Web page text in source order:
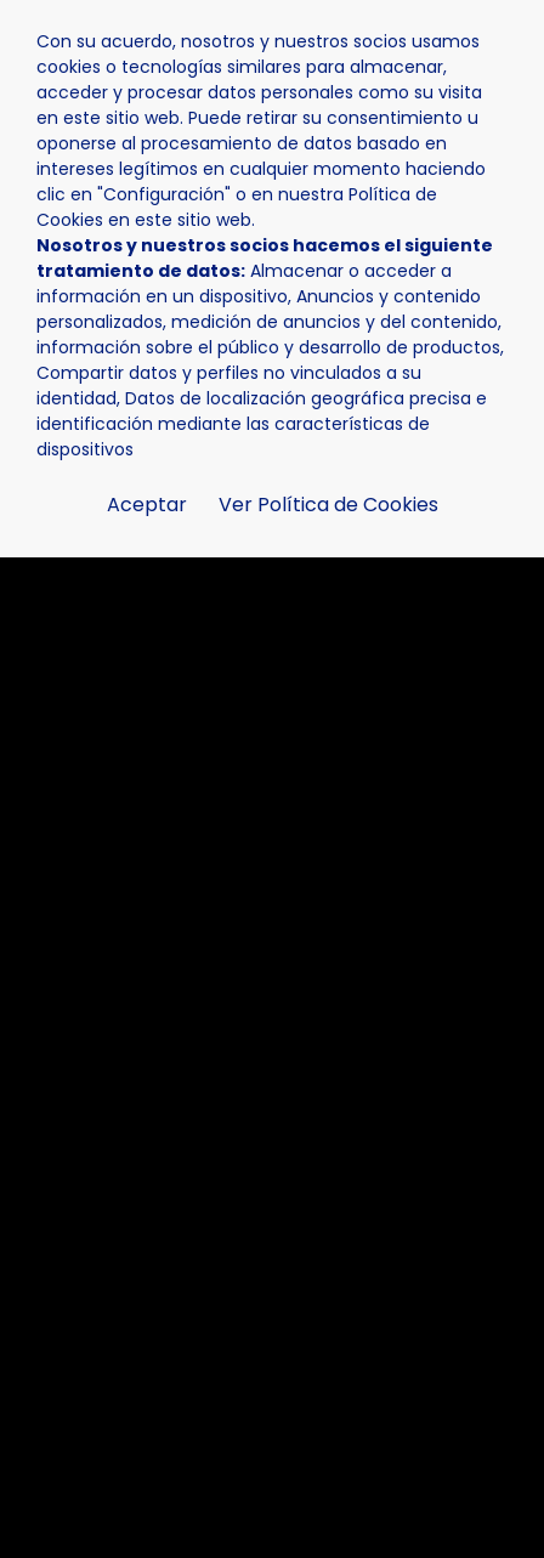
Con su acuerdo, nosotros y nuestros socios usamos
cookies o tecnologías similares para almacenar,
acceder y procesar datos personales como su visita
en este sitio web. Puede retirar su consentimiento u
oponerse al procesamiento de datos basado en
intereses legítimos en cualquier momento haciendo
clic en "Configuración" o en nuestra Política de
Cookies en este sitio web.
Nosotros y nuestros socios hacemos el siguiente
tratamiento de datos: Almacenar o acceder a
información en un dispositivo, Anuncios y contenido
personalizados, medición de anuncios y del contenido,
información sobre el público y desarrollo de productos,
Compartir datos y perfiles no vinculados a su
identidad, Datos de localización geográfica precisa e
identificación mediante las características de
dispositivos
Aceptar Ver Política de Cookies
Inicio Actualidad Noticias Noticia - El entrenador